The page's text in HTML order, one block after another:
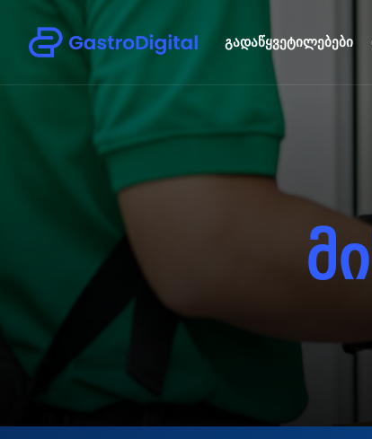
გადაწყვეტილებები
მი